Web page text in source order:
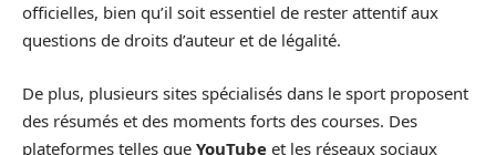
officielles, bien qu’il soit essentiel de rester attentif aux
questions de droits d’auteur et de légalité.
De plus, plusieurs sites spécialisés dans le sport proposent
des résumés et des moments forts des courses. Des
plateformes telles que YouTube et les réseaux sociaux